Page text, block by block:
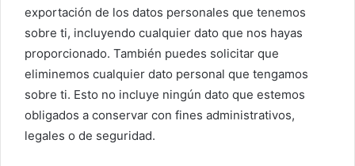
exportación de los datos personales que tenemos
sobre ti, incluyendo cualquier dato que nos hayas
proporcionado. También puedes solicitar que
eliminemos cualquier dato personal que tengamos
sobre ti. Esto no incluye ningún dato que estemos
obligados a conservar con fines administrativos,
legales o de seguridad.